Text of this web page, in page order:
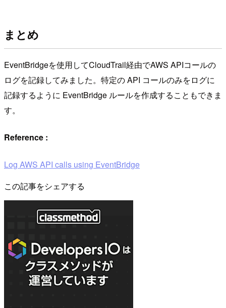
まとめ
EventBridgeを使用してCloudTrail経由でAWS APIコールの
ログを記録してみました。特定の API コールのみをログに
記録するように EventBridge ルールを作成することもできま
す。
Reference :
Log AWS API calls using EventBridge
この記事をシェアする